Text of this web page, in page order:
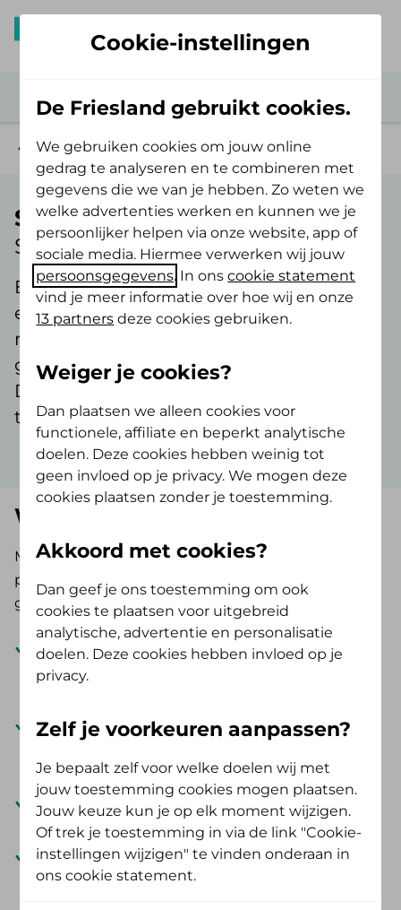
Gezond werken
Sterk te werk
Samen werken aan vitaliteit
Bij De Friesland weten we dat gezonde
en vitale medewerkers het verschil
maken. Ze zijn productiever,
gemotiveerder en verzuimen minder.
Dat is goed voor je organisatie. Met Sterk
te Werk ondersteunen we je daarbij.
Wat is Sterk te Werk?
Met Sterk te Werk helpen we je om op een
praktische manier te werken aan de vitaliteit en
gezondheid van je medewerkers.
Sterk te Werk is een platform waar we diensten
en programma’s aanbieden gericht op de
In het portaal kun je kiezen voor trainingen,
van jouw organisatie.
De diensten worden verzorgd door ervaren,
professionele partners.
Voor het gebruik betaal je een vast bedrag per
jaar.
Cookie-instellingen
De Friesland gebruikt cookies.
We gebruiken cookies om jouw online
gedrag te analyseren en te combineren met
gegevens die we van je hebben. Zo weten we
welke advertenties werken en kunnen we je
persoonlijker helpen via onze website, app of
sociale media. Hiermee verwerken wij jouw
persoonsgegevens. In onscookie statement
vind je meer informatie over hoe wij en onze
13 partners deze cookies gebruiken.
Weiger je cookies?
Dan plaatsen we alleen cookies voor
functionele, affiliate en beperkt analytische
doelen. Deze cookies hebben weinig tot
geen invloed op je privacy. We mogen deze
cookies plaatsen zonder je toestemming.
Akkoord met cookies?
Dan geef je ons toestemming om ook
cookies te plaatsen voor uitgebreid
analytische, advertentie en personalisatie
doelen. Deze cookies hebben invloed op je
privacy.
Zelf je voorkeuren aanpassen?
Je bepaalt zelf voor welke doelen wij met
jouw toestemming cookies mogen plaatsen.
Jouw keuze kun je op elk moment wijzigen.
Of trek je toestemming in via de link "Cookie-
instellingen wijzigen" te vinden onderaan in
ons cookie statement.